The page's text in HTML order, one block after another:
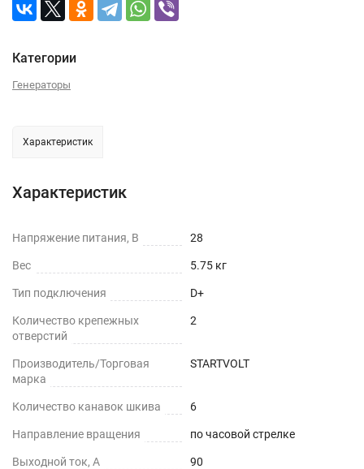
Категории
Генераторы
Характеристик
Характеристик
Напряжение питания, В 28
Вес 5.75 кг
Тип подключения D+
Количество крепежных
отверстий
2
Производитель/Торговая
марка
STARTVOLT
Количество канавок шкива 6
Направление вращения по часовой стрелке
Выходной ток, А 90